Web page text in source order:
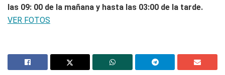
las 09: 00 de la mañana y hasta las 03:00 de la tarde.
VER FOTOS